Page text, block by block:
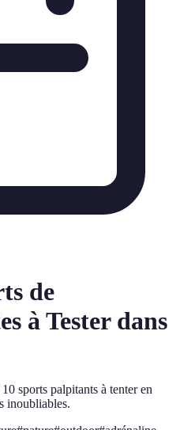
de
à Tester dans
sports palpitants à tenter en
inoubliables.